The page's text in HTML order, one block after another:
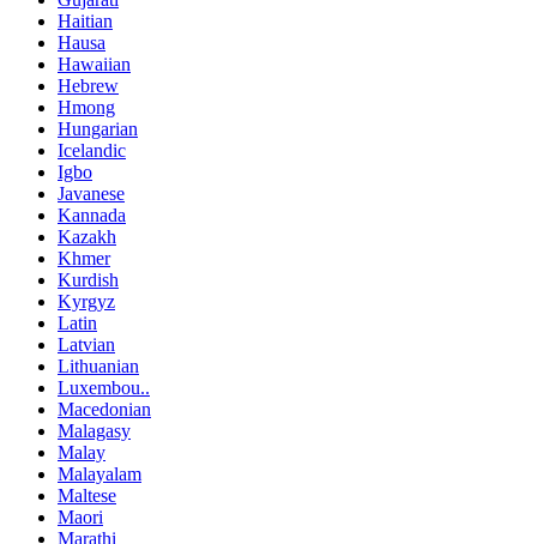
Haitian
Hausa
Hawaiian
Hebrew
Hmong
Hungarian
Icelandic
Igbo
Javanese
Kannada
Kazakh
Khmer
Kurdish
Kyrgyz
Latin
Latvian
Lithuanian
Luxembou..
Macedonian
Malagasy
Malay
Malayalam
Maltese
Maori
Marathi